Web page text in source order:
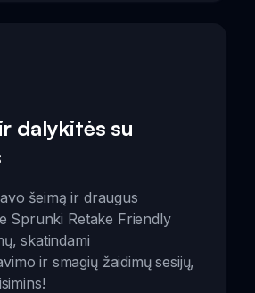
dalykitės su
šeimą ir draugus
Sprunki Retake Friendly
skatindami
ir smagių žaidimų sesijų,